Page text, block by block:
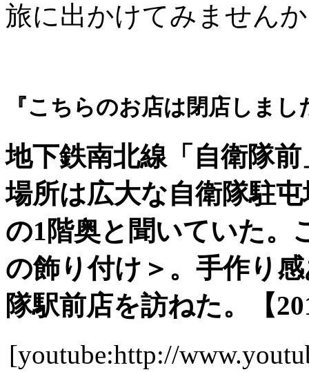
旅に出かけてみません
『こちらのお店は閉店しまし
地下鉄南北線「自衛隊
場所は広大な自衛隊駐
の1階奥と聞いていた。
の飾り付け＞。手作り
隊駅前店を訪ねた。【
[youtube:http://